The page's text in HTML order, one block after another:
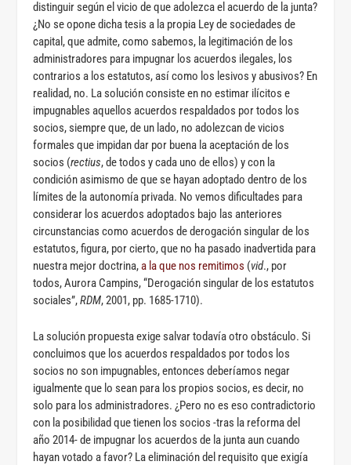
distinguir según el vicio de que adolezca el acuerdo de la junta?
¿No se opone dicha tesis a la propia Ley de sociedades de
capital, que admite, como sabemos, la legitimación de los
administradores para impugnar los acuerdos ilegales, los
contrarios a los estatutos, así como los lesivos y abusivos? En
realidad, no. La solución consiste en no estimar ilícitos e
impugnables aquellos acuerdos respaldados por todos los
socios, siempre que, de un lado, no adolezcan de vicios
formales que impidan dar por buena la aceptación de los
socios (rectius, de todos y cada uno de ellos) y con la
condición asimismo de que se hayan adoptado dentro de los
límites de la autonomía privada. No vemos dificultades para
considerar los acuerdos adoptados bajo las anteriores
circunstancias como acuerdos de derogación singular de los
estatutos, figura, por cierto, que no ha pasado inadvertida para
nuestra mejor doctrina,a la que nos remitimos (vid., por
todos, Aurora Campins, “Derogación singular de los estatutos
sociales”,RDM, 2001, pp. 1685-1710).
La solución propuesta exige salvar todavía otro obstáculo. Si
concluimos que los acuerdos respaldados por todos los
socios no son impugnables, entonces deberíamos negar
igualmente que lo sean para los propios socios, es decir, no
solo para los administradores. ¿Pero no es eso contradictorio
con la posibilidad que tienen los socios -tras la reforma del
año 2014- de impugnar los acuerdos de la junta aun cuando
hayan votado a favor? La eliminación del requisito que exigía